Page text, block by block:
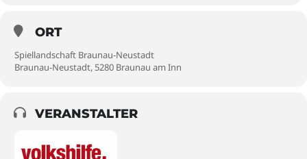
ORT
Spiellandschaft Braunau-Neustadt
Braunau-Neustadt, 5280 Braunau am Inn
VERANSTALTER